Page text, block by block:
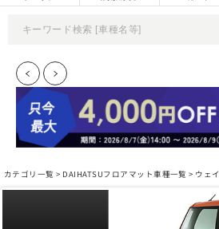
カテゴリ一覧 > DAIHATSUフロアマット車種一覧 > ウェ